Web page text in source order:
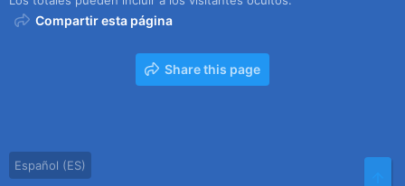
Compartir esta página
Share this page
Español (ES)